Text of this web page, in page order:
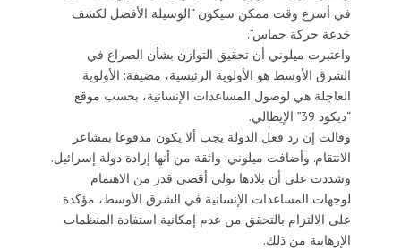
في أسرع وقت ممكن سيكون “الوسيلة الأفضل لكشف
خدعة حركة حماس”.
واعتبرت ميلوني أن تحقيق التوازن بشأن الصراع في
الشرق الأوسط هو الأولوية الرئيسية، مضيفة: الأولوية
العاجلة هي لوصول المساعدات الإنسانية، بحسب موقع
“ديكود 39” الإيطالي.
وقالت إن رد فعل الدولة يجب ألا يكون مدفوعا بمشاعر
الانتقام. وأضافت ميلوني: واثقة من أنها إرادة دولة إسرائيل.
وشددت على أن بلادها تولي أقصى قدر من الاهتمام
لوجهات المساعدات الإنسانية في الشرق الأوسط، مؤكدة
على الالتزام بالتحقق من عدم إمكانية استفادة المنظمات
الإرهابية من ذلك.